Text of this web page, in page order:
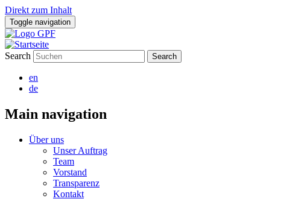
Direkt zum Inhalt
Toggle navigation
Search
en
de
Main navigation
Über uns
Unser Auftrag
Team
Vorstand
Transparenz
Kontakt